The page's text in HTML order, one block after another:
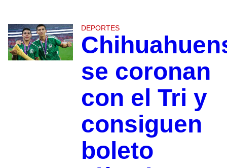
DEPORTES
se coronan
con el Tri y
consiguen
boleto